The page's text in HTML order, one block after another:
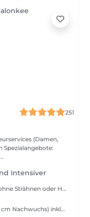
251
(Damen,
Intensiver
Du wünscht Dir eine neue Haarfarbe (ohne Strähnen oder Highlights)? Mit Haarschnitt und Pflege? Dann ist dass Dein Rundum-Sorglos-Paket!
Wir färben deinen Ansatz (maximal 1,5 cm Nachwuchs) inklusive Schnitt, Styling und intensiver Leave-in Pflege